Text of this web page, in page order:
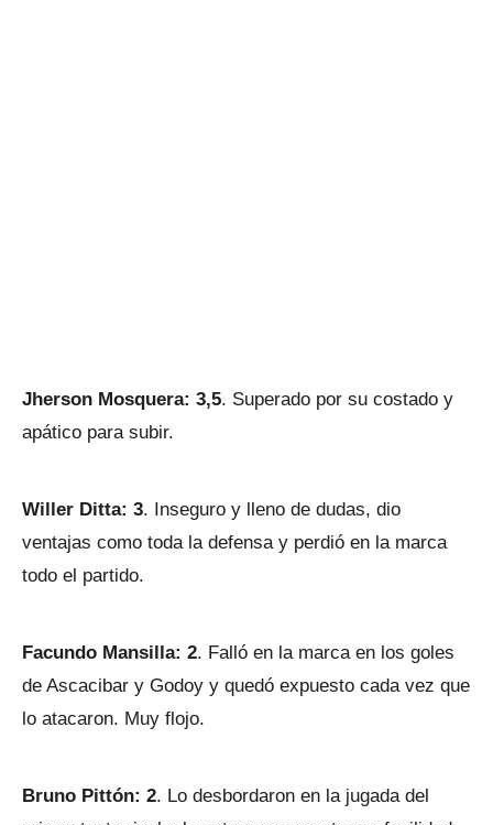
Jherson Mosquera: 3,5. Superado por su costado y
apático para subir.
Willer Ditta: 3. Inseguro y lleno de dudas, dio
ventajas como toda la defensa y perdió en la marca
todo el partido.
Facundo Mansilla: 2. Falló en la marca en los goles
de Ascacibar y Godoy y quedó expuesto cada vez que
lo atacaron. Muy flojo.
Bruno Pittón: 2. Lo desbordaron en la jugada del